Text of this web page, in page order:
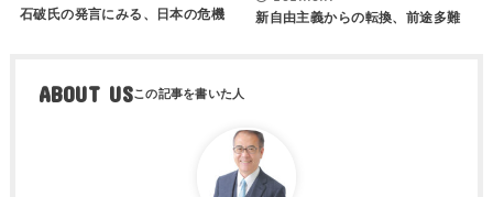
石破氏の発言にみる、日本の危機 新自由主義からの転換、前途多難
ABOUT US